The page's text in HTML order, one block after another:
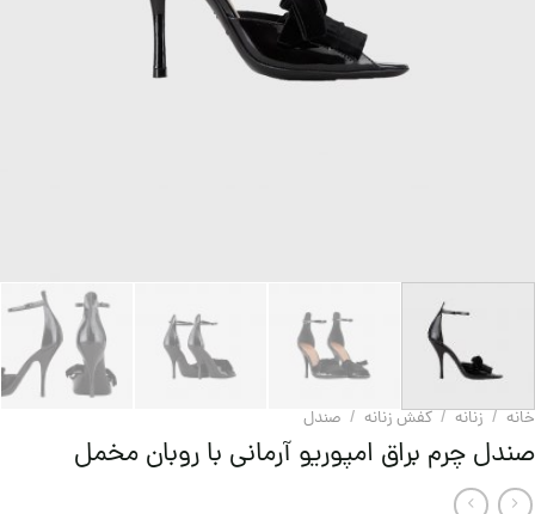
خانه / زنانه / کفش زنانه / صندل
صندل چرم براق امپوریو آرمانی با روبان مخمل